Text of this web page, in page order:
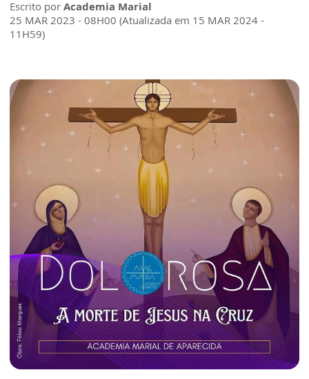
Escrito por Academia Marial
25 MAR 2023 - 08H00 (Atualizada em 15 MAR 2024 -
11H59)